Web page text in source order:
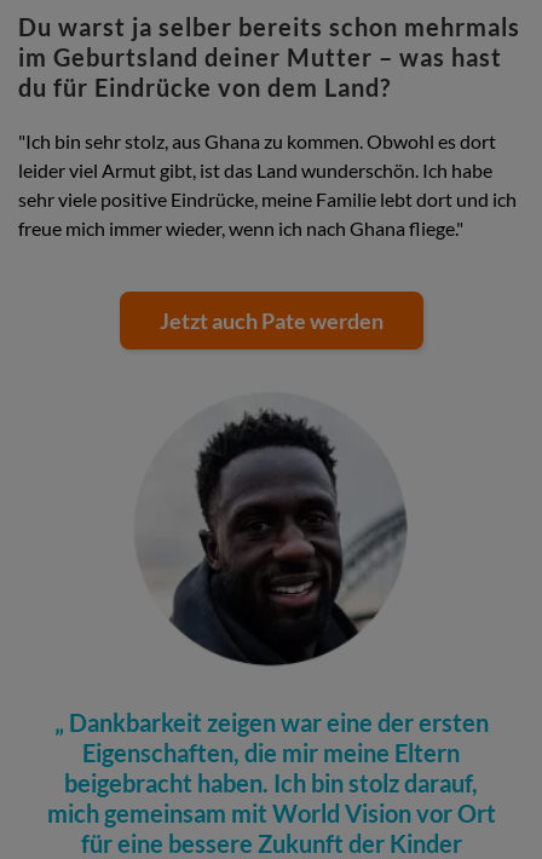
Du warst ja selber bereits schon mehrmals
im Geburtsland deiner Mutter – was hast
du für Eindrücke von dem Land?
"Ich bin sehr stolz, aus Ghana zu kommen. Obwohl es dort
leider viel Armut gibt, ist das Land wunderschön. Ich habe
sehr viele positive Eindrücke, meine Familie lebt dort und ich
freue mich immer wieder, wenn ich nach Ghana fliege."
Jetzt auch Pate werden
Dankbarkeit zeigen war eine der ersten
Eigenschaften, die mir meine Eltern
beigebracht haben. Ich bin stolz darauf,
mich gemeinsam mit World Vision vor Ort
für eine bessere Zukunft der Kinder